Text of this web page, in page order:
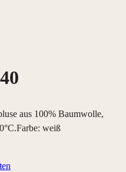
aus 100% Baumwolle,
weiß